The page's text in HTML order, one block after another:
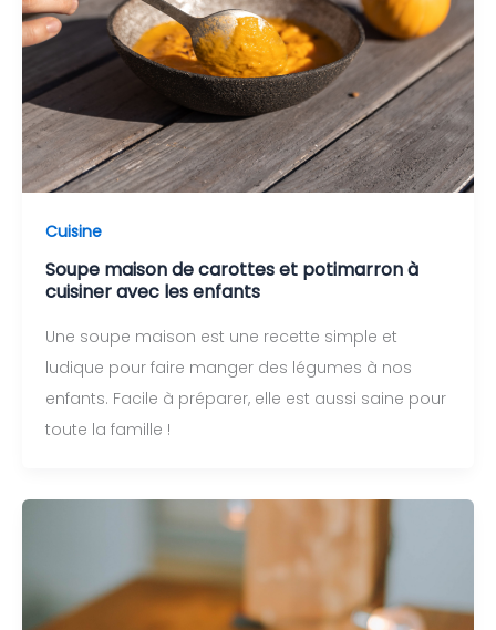
Cuisine
Soupe maison de carottes et potimarron à
cuisiner avec les enfants
Une soupe maison est une recette simple et
ludique pour faire manger des légumes à nos
enfants. Facile à préparer, elle est aussi saine pour
toute la famille !